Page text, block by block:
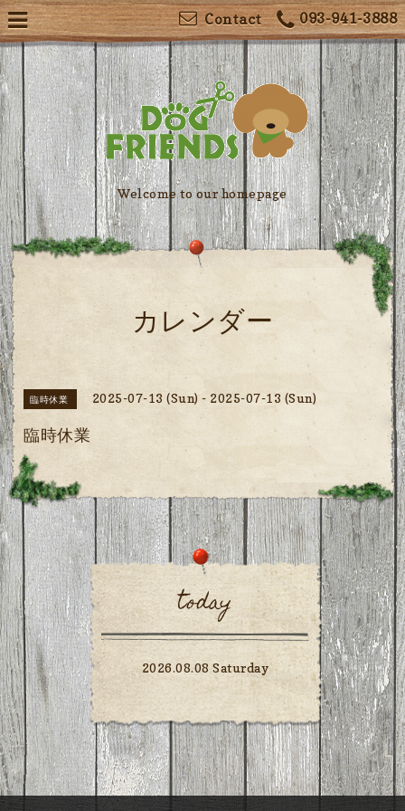
093-941-3888
Contact
Welcome to our homepage
カレンダー
臨時休業 2025-07-13 (Sun) - 2025-07-13 (Sun)
臨時休業
today
2026.08.08 Saturday